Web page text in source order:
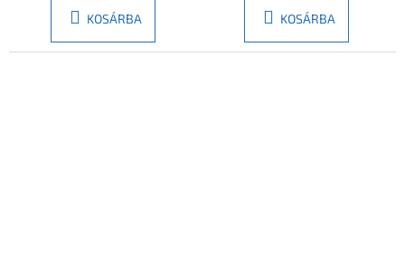
KOSÁRBA KOSÁRBA